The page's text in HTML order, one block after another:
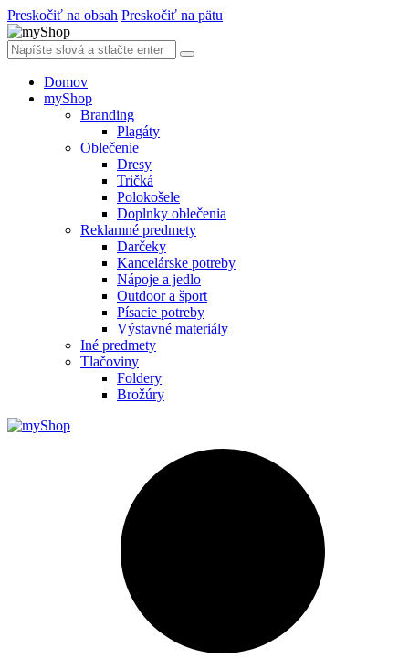
Preskočiť na obsah Preskočiť na pätu
Domov
myShop
Branding
Plagáty
Oblečenie
Dresy
Tričká
Polokošele
Doplnky oblečenia
Reklamné predmety
Darčeky
Kancelárske potreby
Nápoje a jedlo
Outdoor a šport
Písacie potreby
Výstavné materiály
Iné predmety
Tlačoviny
Foldery
Brožúry